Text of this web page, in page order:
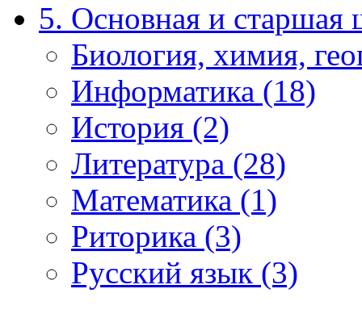
5. Основная и старшая
Биология, химия,
Информатика (18)
История (2)
Литература (28)
Математика (1)
Риторика (3)
Русский язык (3)